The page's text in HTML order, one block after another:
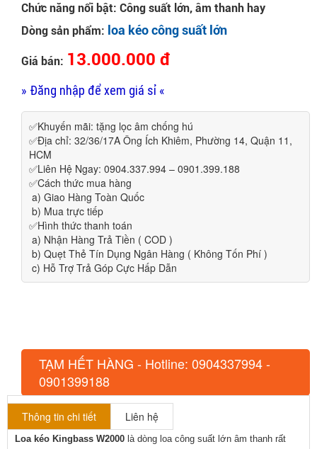
Chức năng nổi bật: Công suất lớn, âm thanh hay
Dòng sản phẩm: loa kéo công suất lớn
Giá bán: 13.000.000 đ
» Đăng nhập để xem giá sỉ «
✅Khuyến mãi: tặng lọc âm chống hú
✅Địa chỉ: 32/36/17A Ông Ích Khiêm, Phường 14, Quận 11,
HCM
✅Liên Hệ Ngay: 0904.337.994 – 0901.399.188
✅Cách thức mua hàng
a) Giao Hàng Toàn Quốc
b) Mua trực tiếp
✅Hình thức thanh toán
a) Nhận Hàng Trả Tiền ( COD )
b) Quẹt Thẻ Tín Dụng Ngân Hàng ( Không Tốn Phí )
c) Hỗ Trợ Trả Góp Cực Hấp Dẫn
TẠM HẾT HÀNG - Hotline: 0904337994 -
0901399188
Thông tin chi tiết Liên hệ
Loa kéo Kingbass W2000 là dòng loa công suất lớn âm thanh rất